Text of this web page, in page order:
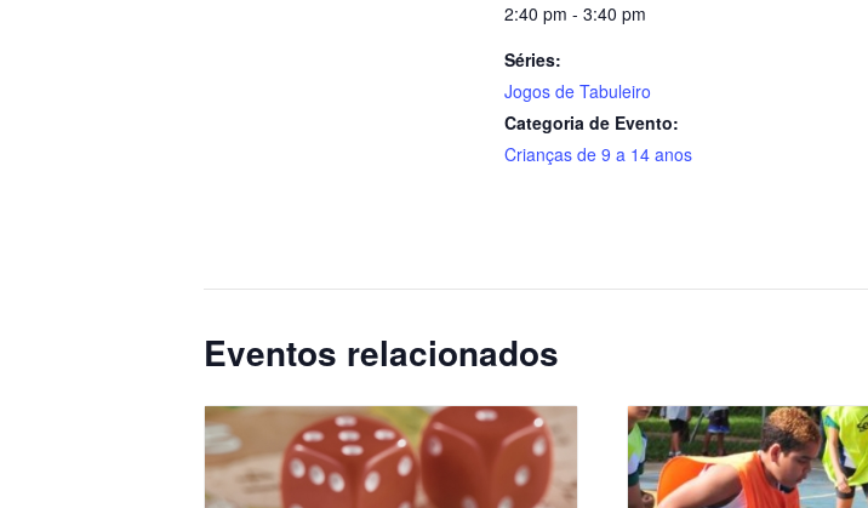
2:40 pm - 3:40 pm
Séries:
Jogos de Tabuleiro
Categoria de Evento:
Crianças de 9 a 14 anos
Eventos relacionados